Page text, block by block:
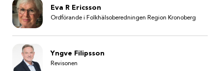
Eva R Ericsson
Ordförande i Folkhälsoberedningen Region Kronoberg
Yngve Filipsson
Revisonen